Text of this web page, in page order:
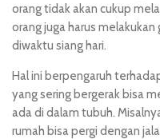
orang tidak akan cukup
orang juga harus
diwaktu siang hari.
Hal ini berpengaruh
yang sering bergerak bisa
ada di dalam tubuh.
rumah bisa pergi dengan